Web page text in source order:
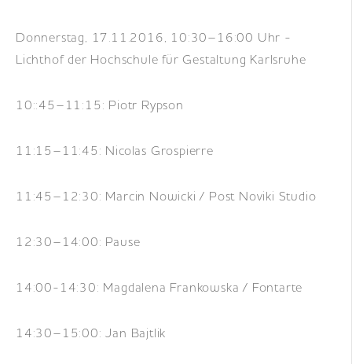
Donnerstag, 17.11.2016, 10:30–16:00 Uhr -
Lichthof der Hochschule für Gestaltung Karlsruhe
10::45–11:15: Piotr Rypson
11:15–11:45: Nicolas Grospierre
11:45–12:30: Marcin Nowicki / Post Noviki Studio
12:30–14:00: Pause
14:00-14:30: Magdalena Frankowska / Fontarte
14:30–15:00: Jan Bajtlik